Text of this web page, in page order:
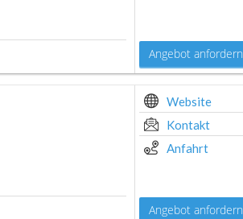
Angebot anfordern
Website
Kontakt
Anfahrt
Angebot anfordern